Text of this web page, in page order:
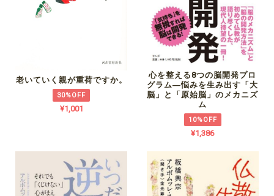
老いていく親が重荷ですか。
30%OFF
¥1,001
心を整える8つの脳開発プロ
グラム―悩みを生み出す「大
脳」と「原始脳」のメカニズ
ム
10%OFF
¥1,386